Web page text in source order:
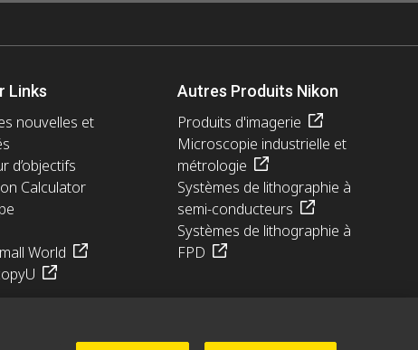
Links
nouvelles et
d’objectifs
Calculator
World
Autres Produits Nikon
Produits d'imagerie
Microscopie industrielle et
métrologie
Systèmes de lithographie à
semi-conducteurs
Systèmes de lithographie à
FPD